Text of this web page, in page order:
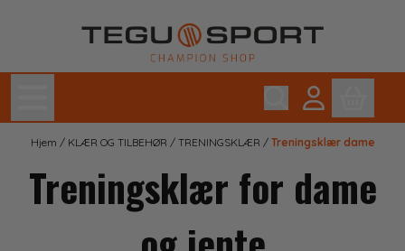
Hopp til innhold
Hjem / KLÆR OG TILBEHØR / TRENINGSKLÆR / Treningsklær dame
Treningsklær for dame